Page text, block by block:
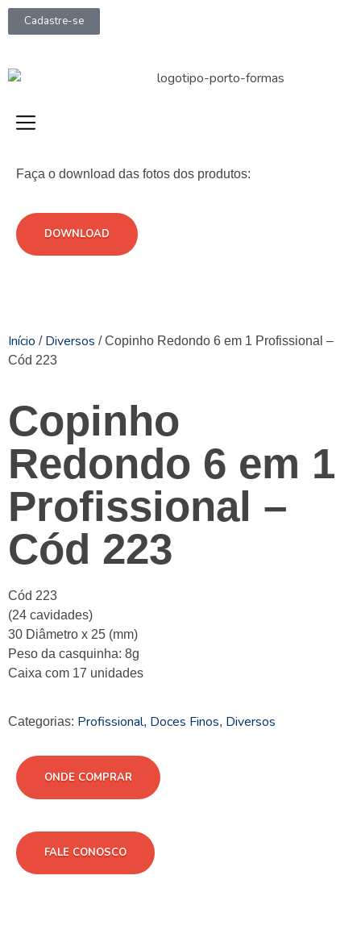
Cadastre-se
Faça o download das fotos dos produtos:
DOWNLOAD
Início / Diversos / Copinho Redondo 6 em 1 Profissional –
Cód 223
Copinho
Redondo 6 em 1
Profissional –
Cód 223
Cód 223
(24 cavidades)
30 Diâmetro x 25 (mm)
Peso da casquinha: 8g
Caixa com 17 unidades
Categorias: Profissional, Doces Finos, Diversos
ONDE COMPRAR
FALE CONOSCO